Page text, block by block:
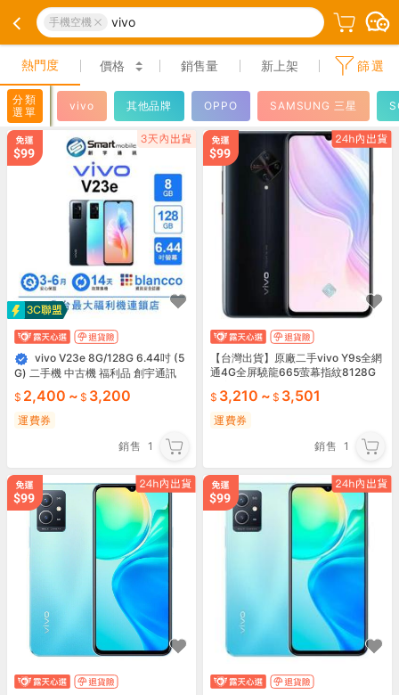
手機空機 vivo
熱門度 價格 銷售量 新上架 篩選
分類
選單
vivo 其他品牌 OPPO SAMSUNG 三星
vivo V23e 8G/128G 6.44吋 (5
G) 二手機 中古機 福利品 創宇通訊
2,400 ~ 3,200
運費券
銷售 1
【台灣出貨】原廠二手vivo Y9s全網
通4G全屏驍龍665萤幕指紋8128G
3,210 ~ 3,501
運費券
銷售 1